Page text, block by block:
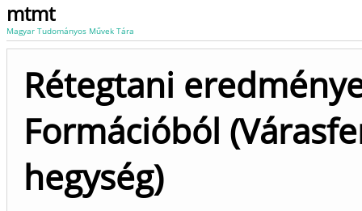
mtmt
Magyar Tudományos Művek Tára
Rétegtani
Formációból
hegység)